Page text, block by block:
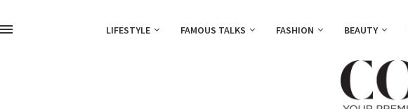
LIFESTYLE FAMOUS TALKS FASHION BEAUTY